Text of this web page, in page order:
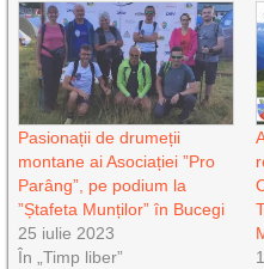
Pasionații de drumeții
montane ai Asociației ”Pro
Parâng”, pe podium la
”Ștafeta Munților” în Bucegi
25 iulie 2023
În „Timp liber”